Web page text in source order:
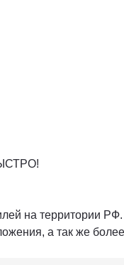
на территории
а так же